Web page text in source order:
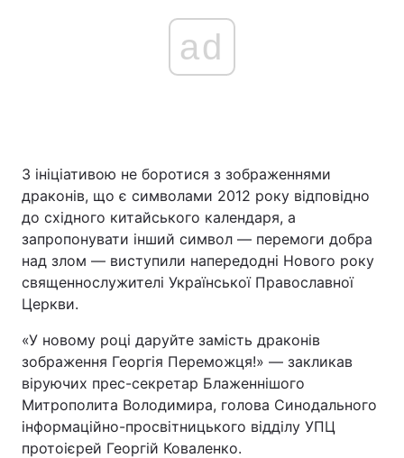
ad
З ініціативою не боротися з зображеннями
драконів, що є символами 2012 року відповідно
до східного китайського календаря, а
запропонувати інший символ — перемоги добра
над злом — виступили напередодні Нового року
священнослужителі Української Православної
Церкви.
«У новому році даруйте замість драконів
зображення Георгія Переможця!» — закликав
віруючих прес-секретар Блаженнішого
Митрополита Володимира, голова Синодального
інформаційно-просвітницького відділу УПЦ
протоієрей Георгій Коваленко.